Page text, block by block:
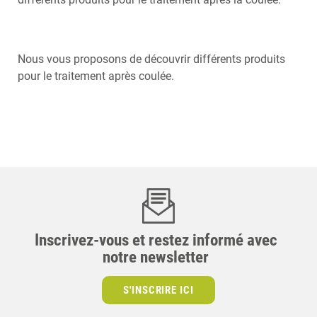
Nous vous proposons de découvrir différents produits
pour le traitement après coulée.
Inscrivez-vous et restez informé avec
notre newsletter
S'INSCRIRE ICI